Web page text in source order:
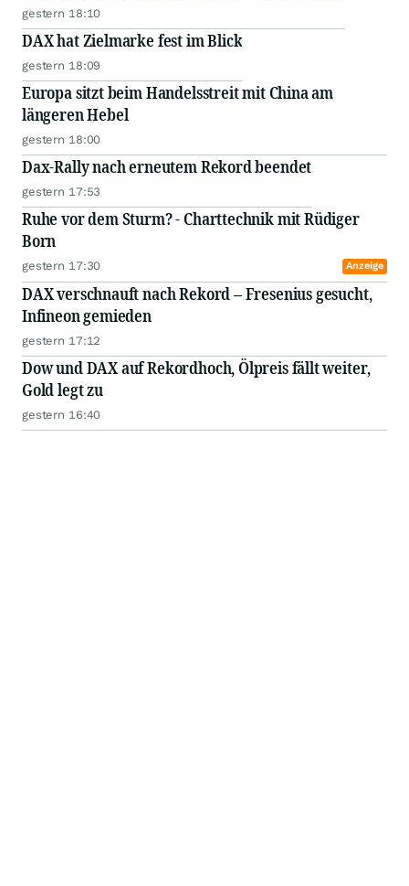
gestern 18:10
DAX hat Zielmarke fest im Blick
gestern 18:09
Europa sitzt beim Handelsstreit mit China am
längeren Hebel
gestern 18:00
Dax-Rally nach erneutem Rekord beendet
gestern 17:53
Ruhe vor dem Sturm? - Charttechnik mit Rüdiger
Born
gestern 17:30 Anzeige
DAX verschnauft nach Rekord – Fresenius gesucht,
Infineon gemieden
gestern 17:12
Dow und DAX auf Rekordhoch, Ölpreis fällt weiter,
Gold legt zu
gestern 16:40